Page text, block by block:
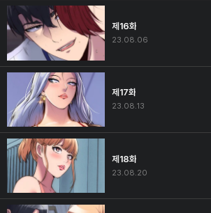
제16화
23.08.06
제17화
23.08.13
제18화
23.08.20